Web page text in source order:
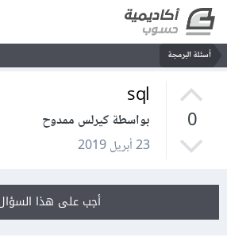
أسئلة البرمجة
0
sql
بواسطة كيرلس ممدوح
23 أبريل 2019
أجب على هذا السؤال